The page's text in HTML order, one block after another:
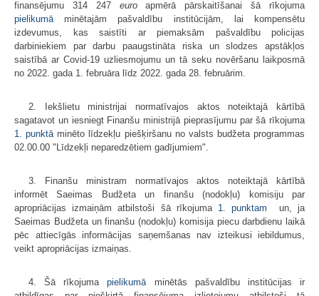
finansējumu 314 247 euroapmērā pārskaitīšanai šā rīkojuma
pielikumā minētajām pašvaldību institūcijām, lai kompensētu
izdevumus, kas saistīti ar piemaksām pašvaldību policijas
darbiniekiem par darbu paaugstināta riska un slodzes apstākļos
saistībā ar Covid-19 uzliesmojumu un tā seku novēršanu laikposmā
no 2022. gada 1. februāra līdz 2022. gada 28. februārim.
2. Iekšlietu ministrijai normatīvajos aktos noteiktajā kārtībā
sagatavot un iesniegt Finanšu ministrijā pieprasījumu par šā rīkojuma
1. punktā minēto līdzekļu piešķiršanu no valsts budžeta programmas
02.00.00 "Līdzekļi neparedzētiem gadījumiem".
3. Finanšu ministram normatīvajos aktos noteiktajā kārtībā
informēt Saeimas Budžeta un finanšu (nodokļu) komisiju par
apropriācijas izmaiņām atbilstoši šā rīkojuma 1. punktam un, ja
Saeimas Budžeta un finanšu (nodokļu) komisija piecu darbdienu laikā
pēc attiecīgās informācijas saņemšanas nav izteikusi iebildumus,
veikt apropriācijas izmaiņas.
4. Šā rīkojumapielikumā minētās pašvaldību institūcijas ir